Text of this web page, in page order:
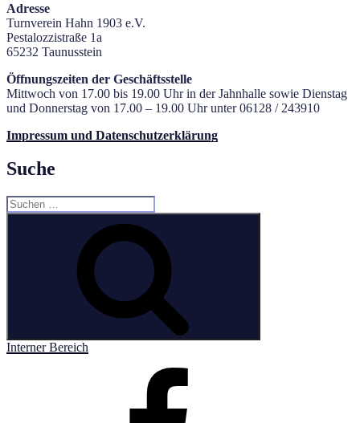
Adresse
Turnverein Hahn 1903 e.V.
Pestalozzistraße 1a
65232 Taunusstein
Öffnungszeiten der Geschäftsstelle
Mittwoch von 17.00 bis 19.00 Uhr in der Jahnhalle sowie Dienstag
und Donnerstag von 17.00 – 19.00 Uhr unter 06128 / 243910
Impressum und Datenschutzerklärung
Suche
Suchen
nach:
Interner Bereich